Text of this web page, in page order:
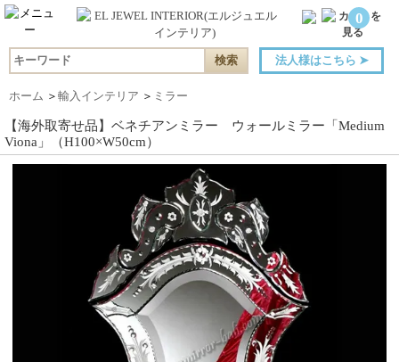
0
法人様はこちら ➤
ホーム ＞ 輸入インテリア ＞ ミラー
【海外取寄せ品】ベネチアンミラー ウォールミラー「Medium
Viona」（H100×W50cm）